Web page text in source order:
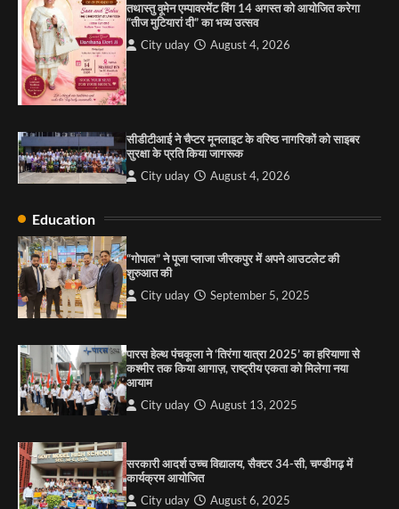
2
पारस हेल्थ पंचकूला ने ‘तिरंगा यात्रा 2025’ का हरियाणा से
कश्मीर तक किया आगाज़, राष्ट्रीय एकता को मिलेगा नया
आयाम
3
City uday August 6, 2025
की कसम: देवशाली
City uday
तथास्तु वूमेन एम्पावरमेंट विंग 14 अगस्त को आयोजित करेगा
“तीज मुटियारां दी” का भव्य उत्सव
City uday August 4, 2026
सीडीटीआई ने चैप्टर मूनलाइट के वरिष्ठ नागरिकों को साइबर
सुरक्षा के प्रति किया जागरूक
City uday August 4, 2026
Education
“गोपाल” ने पूजा प्लाजा जीरकपुर में अपने आउटलेट की
शुरुआत की
City uday September 5, 2025
पारस हेल्थ पंचकूला ने ‘तिरंगा यात्रा 2025’ का हरियाणा से
कश्मीर तक किया आगाज़, राष्ट्रीय एकता को मिलेगा नया
आयाम
City uday August 13, 2025
सरकारी आदर्श उच्च विद्यालय, सैक्टर 34-सी, चण्डीगढ़ में
कार्यक्रम आयोजित
City uday August 6, 2025